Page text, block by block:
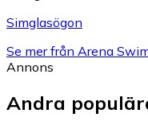
Simglasögon
Se mer från Arena
Annons
Andra